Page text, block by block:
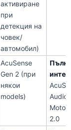
активиране
при
детекция на
човек/
автомобил)
AcuSense
Gen 2 (при
някои
models)
Audio
2.0